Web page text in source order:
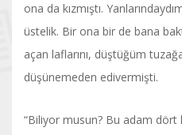
ona da kızmıştı.
üstelik. Bir ona bir de bana
açan laflarını, düştüğüm
düşünemeden edivermişti.
“Biliyor musun? Bu adam dört